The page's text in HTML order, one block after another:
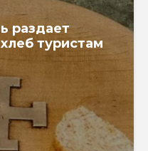
раздает
туристам